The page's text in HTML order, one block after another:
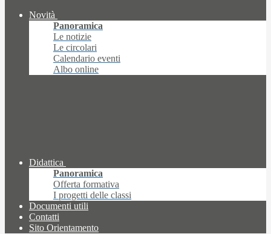
Novità
Panoramica
Le notizie
Le circolari
Calendario eventi
Albo online
Didattica
Panoramica
Offerta formativa
I progetti delle classi
Documenti utili
Contatti
Sito Orientamento